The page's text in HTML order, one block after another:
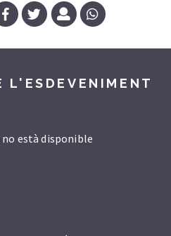
L'ESDEVENIMENT
està disponible